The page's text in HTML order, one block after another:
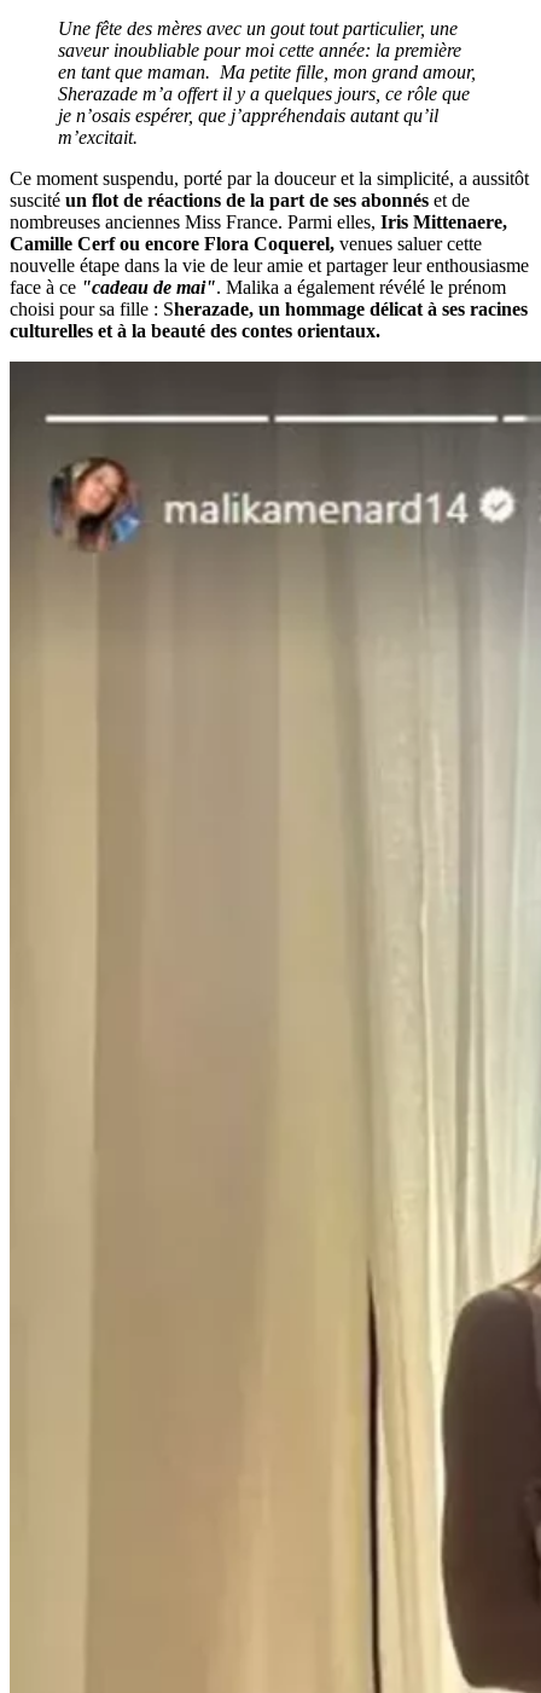
Une fête des mères avec un gout tout particulier, une
saveur inoubliable pour moi cette année: la première
en tant que maman. Ma petite fille, mon grand amour,
Sherazade m’a offert il y a quelques jours, ce rôle que
je n’osais espérer, que j’appréhendais autant qu’il
m’excitait.
Ce moment suspendu, porté par la douceur et la simplicité, a aussitôt
suscité un flot de réactions de la part de ses abonnés et de
nombreuses anciennes Miss France. Parmi elles, Iris Mittenaere,
Camille Cerf ou encore Flora Coquerel, venues saluer cette
nouvelle étape dans la vie de leur amie et partager leur enthousiasme
face à ce "cadeau de mai". Malika a également révélé le prénom
choisi pour sa fille : Sherazade, un hommage délicat à ses racines
culturelles et à la beauté des contes orientaux.